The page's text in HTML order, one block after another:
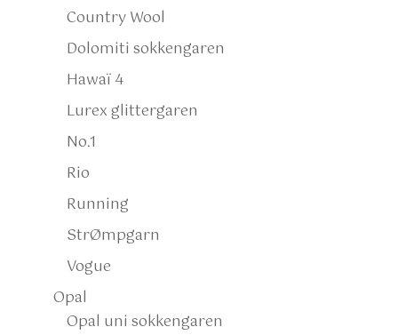
Country Wool
Dolomiti sokkengaren
Hawaï 4
Lurex glittergaren
No.1
Rio
Running
StrØmpgarn
Vogue
Opal
Opal uni sokkengaren